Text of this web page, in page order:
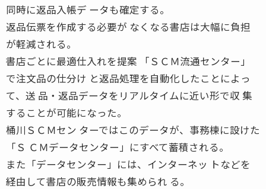
同時に返品入帳デ ータも確定する。
返品伝票を作成する必要が なくなる書店は大幅に負担
が軽減される。
書店ごとに最適仕入れを提案 「ＳＣＭ流通センター」
で注文品の仕分け と返品処理を自動化したことによっ
て、送 品・返品データをリアルタイムに近い形で収 集
することが可能になった。
桶川ＳＣＭセン ターではこのデータが、事務棟に設けた
「Ｓ ＣＭデータセンター」にすべて蓄積される。
また「データセンター」には、インターネッ トなどを
経由して書店の販売情報も集められ る。